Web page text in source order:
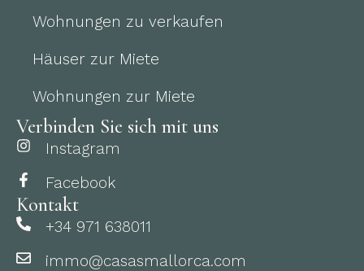
Wohnungen zu verkaufen
Häuser zur Miete
Wohnungen zur Miete
Verbinden Sie sich mit uns
Instagram
Facebook
Kontakt
+34 971 638011
immo@casasmallorca.com